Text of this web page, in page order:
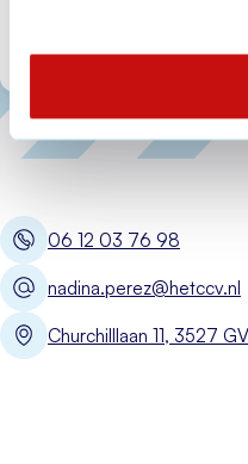
06 12 03 76 98
nadina.perez@hetccv.nl
Churchilllaan 11, 3527